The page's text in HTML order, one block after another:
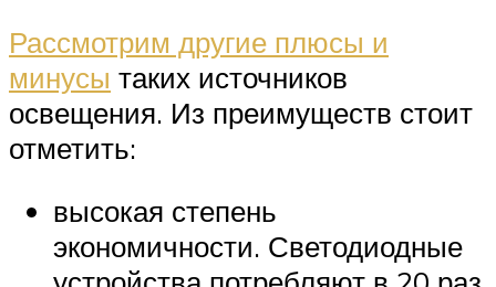
Рассмотрим другие плюсы и
минусы таких источников
освещения. Из преимуществ стоит
отметить:
высокая степень
экономичности. Светодиодные